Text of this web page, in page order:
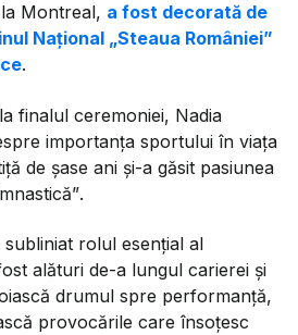
Montreal, a fost decorată de
Național „Steaua României”
.
finalul ceremoniei, Nadia
importanța sportului în viața
de șase ani și-a găsit pasiunea
.
rolul esențial al
alături de-a lungul carierei și
drumul spre performanță,
provocările care însoțesc